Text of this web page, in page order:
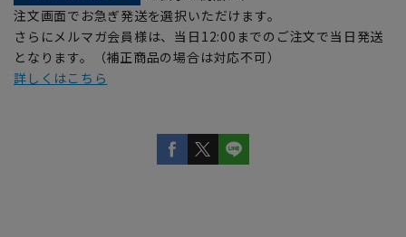
注文画面でお急ぎ発送を選択いただけます。
さらにメルマガ会員様は、当日12:00までのご注文で当日発送
となります。（補正商品の場合は対応不可）
詳しくはこちら